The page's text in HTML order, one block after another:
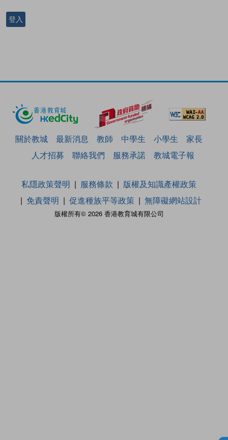
登入
關於教城 最新消息 教師 中學生 小學生
家長
人才招募
聯絡我們 服務承諾 教城電子報
版權所有© 2026 香港教育城有限公司
私隱政策聲明 服務條款
版權及知識產權政策
免責聲明
促進種族平等政策 無障礙網站設計